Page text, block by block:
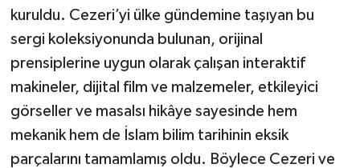
kuruldu. Cezeri’yi ülke gündemine taşıyan bu
sergi koleksiyonunda bulunan, orijinal
prensiplerine uygun olarak çalışan interaktif
makineler, dijital film ve malzemeler, etkileyici
görseller ve masalsı hikâye sayesinde hem
mekanik hem de İslam bilim tarihinin eksik
parçalarını tamamlamış oldu. Böylece Cezeri ve